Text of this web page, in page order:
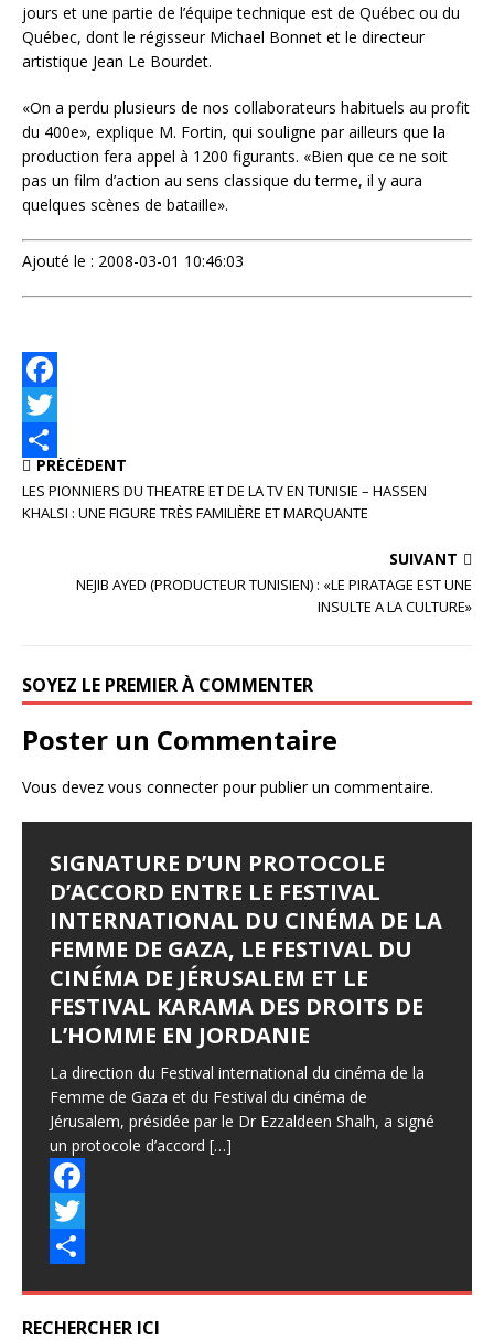
jours et une partie de l’équipe technique est de Québec ou du
Québec, dont le régisseur Michael Bonnet et le directeur
artistique Jean Le Bourdet.
«On a perdu plusieurs de nos collaborateurs habituels au profit
du 400e», explique M. Fortin, qui souligne par ailleurs que la
production fera appel à 1200 figurants. «Bien que ce ne soit
pas un film d’action au sens classique du terme, il y aura
quelques scènes de bataille».
Ajouté le : 2008-03-01 10:46:03
F
a
c
e
T
w
i
P
a
e
PRÉCÉDENT
LES PIONNIERS DU THEATRE ET DE LA TV EN TUNISIE – HASSEN
KHALSI : UNE FIGURE TRÈS FAMILIÈRE ET MARQUANTE
SUIVANT
NEJIB AYED (PRODUCTEUR TUNISIEN) : «LE PIRATAGE EST UNE
INSULTE A LA CULTURE»
SOYEZ LE PREMIER À COMMENTER
Poster un Commentaire
Vous devez vous connecterpour publier un commentaire.
SIGNATURE D’UN PROTOCOLE
D’ACCORD ENTRE LE FESTIVAL
INTERNATIONAL DU CINÉMA DE LA
FEMME DE GAZA, LE FESTIVAL DU
CINÉMA DE JÉRUSALEM ET LE
FESTIVAL KARAMA DES DROITS DE
L’HOMME EN JORDANIE
La direction du Festival international du cinéma de la
Femme de Gaza et du Festival du cinéma de
Jérusalem, présidée par le Dr Ezzaldeen Shalh, a signé
un protocole d’accord […]
F
a
e
T
ia
RECHERCHER ICI